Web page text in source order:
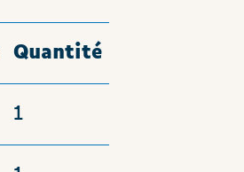
Quantité
1